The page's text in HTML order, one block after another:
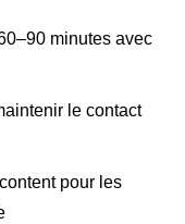
minutes avec
le contact
pour les